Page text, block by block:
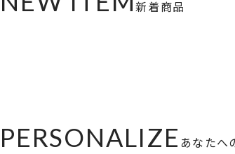
新着商品
PERSONALIZE あなたへ